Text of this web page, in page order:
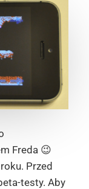
Freda 😉
Przed
testy. Aby